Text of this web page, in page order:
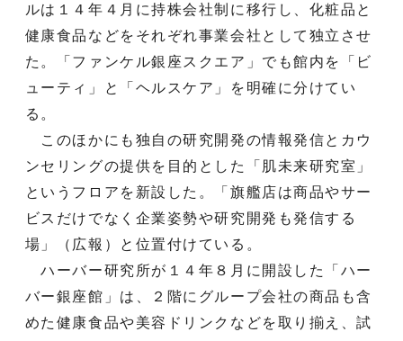
ルは１４年４月に持株会社制に移行し、化粧品と
健康食品などをそれぞれ事業会社として独立させ
た。「ファンケル銀座スクエア」でも館内を「ビ
ューティ」と「ヘルスケア」を明確に分けてい
る。
このほかにも独自の研究開発の情報発信とカウ
ンセリングの提供を目的とした「肌未来研究室」
というフロアを新設した。「旗艦店は商品やサー
ビスだけでなく企業姿勢や研究開発も発信する
場」（広報）と位置付けている。
ハーバー研究所が１４年８月に開設した「ハー
バー銀座館」は、２階にグループ会社の商品も含
めた健康食品や美容ドリンクなどを取り揃え、試